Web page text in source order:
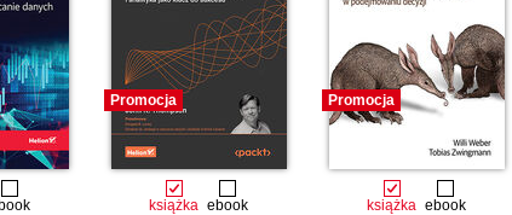
Promocja
książka ebook
Promocja
książka ebook